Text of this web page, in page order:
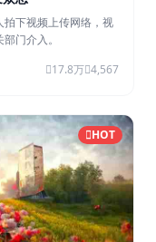
下视频上传网络，视
门介入。
17.8万 4,567
HOT